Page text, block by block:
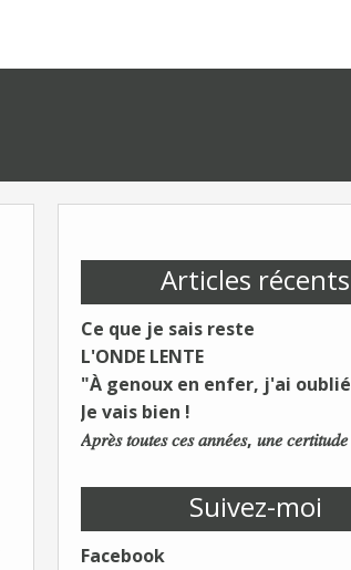
Articles récents
Ce que je sais reste
L'ONDE LENTE
Je vais bien !
Suivez-moi
Facebook